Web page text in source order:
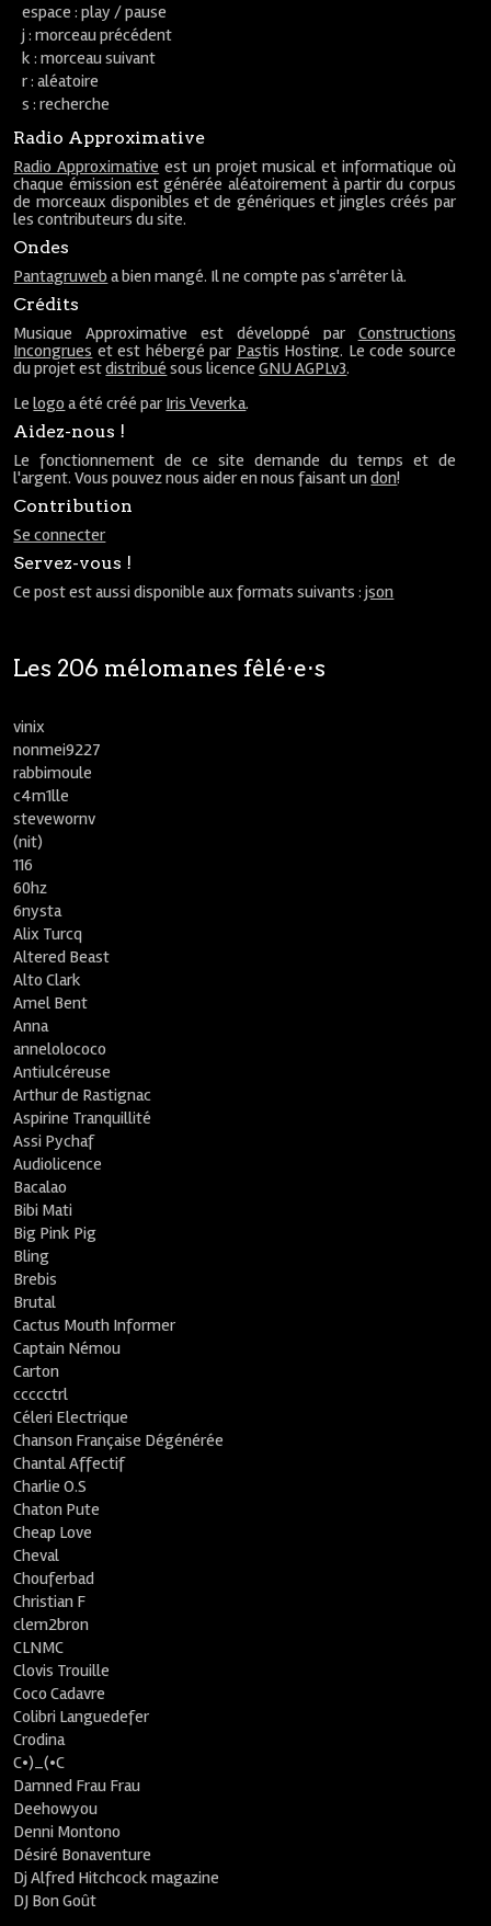
espace : play / pause
j : morceau précédent
k : morceau suivant
r : aléatoire
s : recherche
Radio Approximative
Radio Approximative est un projet musical et informatique où
chaque émission est générée aléatoirement à partir du corpus
de morceaux disponibles et de génériques et jingles créés par
les contributeurs du site.
Ondes
Pantagruweb a bien mangé. Il ne compte pas s'arrêter là.
Crédits
Musique Approximative est développé par Constructions
Incongrues et est hébergé par Pastis Hosting. Le code source
du projet estdistribué sous licenceGNU AGPLv3.
Lelogo a été créé par Iris Veverka.
Aidez-nous !
Le fonctionnement de ce site demande du temps et de
l'argent. Vous pouvez nous aider en nous faisant undon!
Contribution
Se connecter
Servez-vous !
Ce post est aussi disponible aux formats suivants :json
Les 206 mélomanes fêlé⋅e⋅s
vinix
nonmei9227
rabbimoule
c4m1lle
stevewornv
(nit)
116
60hz
6nysta
Alix Turcq
Altered Beast
Alto Clark
Amel Bent
Anna
annelolococo
Antiulcéreuse
Arthur de Rastignac
Aspirine Tranquillité
Assi Pychaf
Audiolicence
Bacalao
Bibi Mati
Big Pink Pig
Bling
Brebis
Brutal
Cactus Mouth Informer
Captain Némou
Carton
ccccctrl
Céleri Electrique
Chanson Française Dégénérée
Chantal Affectif
Charlie O.S
Chaton Pute
Cheap Love
Cheval
Chouferbad
Christian F
clem2bron
CLNMC
Clovis Trouille
Coco Cadavre
Colibri Languedefer
Crodina
C•)_(•C
Damned Frau Frau
Deehowyou
Denni Montono
Désiré Bonaventure
Dj Alfred Hitchcock magazine
DJ Bon Goût